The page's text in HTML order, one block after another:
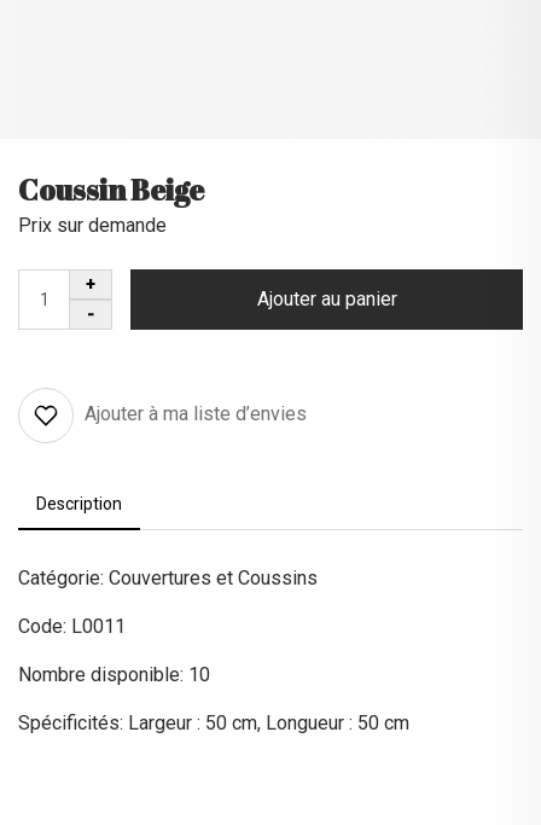
Coussin Beige
Prix sur demande
Ajouter au panier
Ajouter à ma liste d’envies
Description
Catégorie: Couvertures et Coussins
Code: L0011
Nombre disponible: 10
Spécificités: Largeur : 50 cm, Longueur : 50 cm